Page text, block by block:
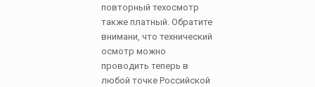
повторный техосмотр
также платный. Обратите
внимани, что технический
осмотр можно
проводить теперь в
любой точке Российской